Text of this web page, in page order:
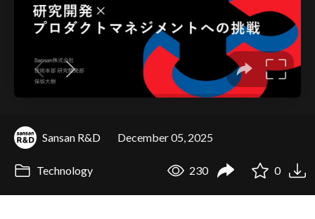
Sansan R&D December 05, 2025
Technology 230 0